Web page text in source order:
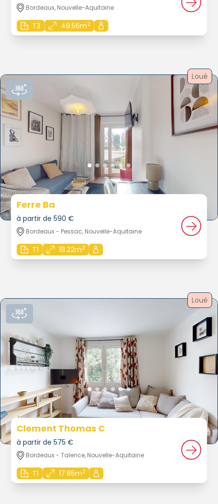
Bordeaux, Nouvelle-Aquitaine
T3 49.56m2
Loué
Ferre Ba
à partir de 590 €
Bordeaux - Pessac, Nouvelle-Aquitaine
T1 18.22m2
Loué
Clement Thomas C
à partir de 575 €
Bordeaux - Talence, Nouvelle-Aquitaine
T1 17.85m2